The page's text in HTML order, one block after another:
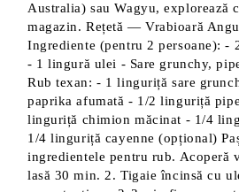
Australia) sau Wagyu, explorează
magazin. Rețetă — Vrabioară
Ingrediente (pentru 2 persoane): -
- 1 lingură ulei - Sare grunchy,
Rub texan: - 1 linguriță sare
paprika afumată - 1/2 linguriță
linguriță chimion măcinat - 1/4
1/4 linguriță cayenne (opțional)
ingredientele pentru rub. Acoperă
lasă 30 min. 2. Tigaie încinsă cu